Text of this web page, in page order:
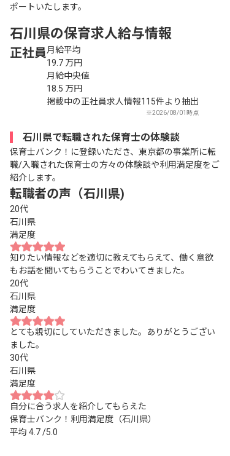
ポートいたします。
石川県の保育求人給与情報
正社員月給平均
19.7 万円
月給中央値
18.5 万円
掲載中の正社員求人情報115件より抽出
※2026/08/01時点
石川県で転職された保育士の体験談
保育士バンク！に登録いただき、東京都の事業所に転
職/入職された保育士の方々の体験談や利用満足度をご
紹介します。
転職者の声（石川県)
20代
石川県
満足度
知りたい情報などを適切に教えてもらえて、働く意欲
もお話を聞いてもらうことでわいてきました。
20代
石川県
満足度
とても親切にしていただきました。ありがとうござい
ました。
30代
石川県
満足度
自分に合う求人を紹介してもらえた
保育士バンク！利用満足度（石川県）
平均 4.7/5.0